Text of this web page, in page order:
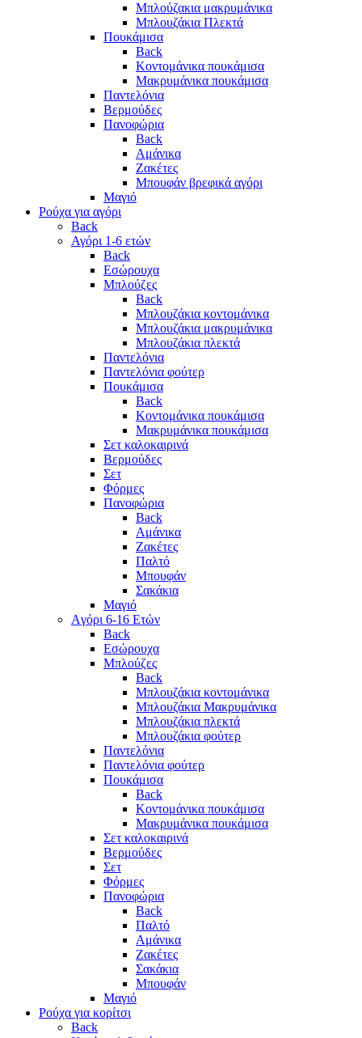
Μπλούζακια μακρυμάνικα
Μπλουζάκια Πλεκτά
Πουκάμισα
Back
Κοντομάνικα πουκάμισα
Μακρυμάνικα πουκάμισα
Παντελόνια
Βερμούδες
Πανοφώρια
Back
Αμάνικα
Ζακέτες
Μπουφάν βρεφικά αγόρι
Μαγιό
Ρούχα για αγόρι
Back
Αγόρι 1-6 ετών
Back
Εσώρουχα
Μπλούζες
Back
Μπλουζάκια κοντομάνικα
Μπλουζάκια μακρυμάνικα
Μπλουζάκια πλεκτά
Παντελόνια
Παντελόνια φούτερ
Πουκάμισα
Back
Κοντομάνικα πουκάμισα
Μακρυμάνικα πουκάμισα
Σετ καλοκαιρινά
Βερμούδες
Σετ
Φόρμες
Πανοφώρια
Back
Αμάνικα
Ζακέτες
Παλτό
Μπουφάν
Σακάκια
Μαγιό
Aγόρι 6-16 Ετών
Back
Eσώρουχα
Μπλούζες
Back
Μπλουζάκια κοντομάνικα
Μπλουζάκια Μακρυμάνικα
Μπλουζάκια πλεκτά
Μπλουζάκια φούτερ
Παντελόνια
Παντελόνια φούτερ
Πουκάμισα
Back
Κοντομάνικα πουκάμισα
Μακρυμάνικα πουκάμισα
Σετ καλοκαιρινά
Βερμούδες
Σετ
Φόρμες
Πανοφώρια
Back
Παλτό
Αμάνικα
Ζακέτες
Σακάκια
Μπουφάν
Μαγιό
Ρούχα για κορίτσι
Back